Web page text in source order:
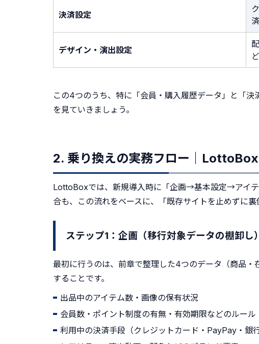
決済設定
デザイン・演出設定
ど
この4つのうち、特に「会員・購入履歴データ」と「
を見ていきましょう。
2. 乗り換えの実務フロー｜
LottoBoxでは、新規導入時に「企画→基本設定→アイ
合も、この流れをベースに、「既存サイトを止めずに
ステップ1：企画（移行対象データの棚卸し）
最初に行うのは、前章で整理した4つのデータ（商品
することです。
出品中のアイテム数・画像の保有状況
会員数・ポイント制度の有無・有効期限などのルール
利用中の決済手段（クレジットカード・PayPay・銀